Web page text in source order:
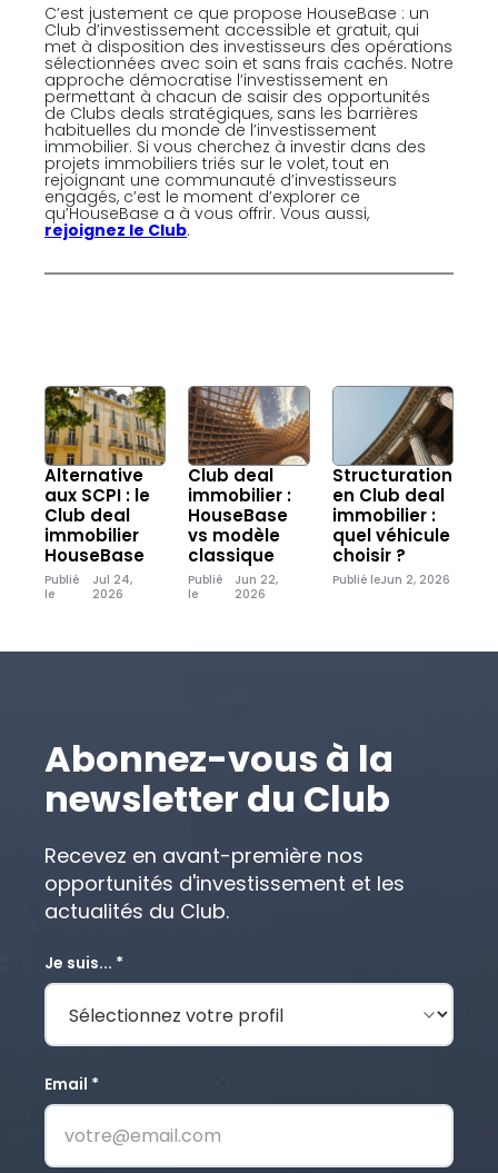
C’est justement ce que propose HouseBase : un
Club d’investissement accessible et gratuit, qui
met à disposition des investisseurs des opérations
sélectionnées avec soin et sans frais cachés. Notre
approche démocratise l’investissement en
permettant à chacun de saisir des opportunités
de Clubs deals stratégiques, sans les barrières
habituelles du monde de l’investissement
immobilier. Si vous cherchez à investir dans des
projets immobiliers triés sur le volet, tout en
rejoignant une communauté d’investisseurs
engagés, c’est le moment d’explorer ce
qu’HouseBase a à vous offrir. Vous aussi,
rejoignez le Club.
Alternative
aux SCPI : le
Club deal
immobilier
HouseBase
Publié
le
Jul 24,
2026
Club deal
immobilier :
HouseBase
vs modèle
classique
Publié
le
Jun 22,
2026
Structuration
en Club deal
immobilier :
quel véhicule
choisir ?
Publié leJun 2, 2026
Abonnez-vous à la
newsletter du Club
Recevez en avant-première nos
opportunités d'investissement et les
actualités du Club.
Je suis... *
Email *